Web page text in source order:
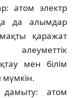
атом электр
да алым­дар
қаражат
мен білім
дамыту: атом